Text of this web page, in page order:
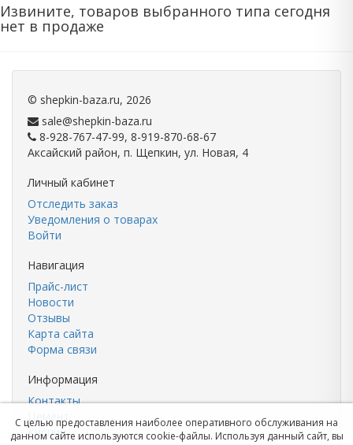
Извините, товаров выбранного типа сегодня
нет в продаже
© shepkin-baza.ru, 2026
sale@shepkin-baza.ru
8-928-767-47-99, 8-919-870-68-67
Аксайский район, п. Щепкин, ул. Новая, 4
Личный кабинет
Отследить заказ
Уведомления о товарах
Войти
Навигация
Прайс-лист
Новости
Отзывы
Карта сайта
Форма связи
Информация
Контакты
Кирпич
С целью предоставления наиболее оперативного обслуживания на
данном сайте используются cookie-файлы. Используя данный сайт, вы